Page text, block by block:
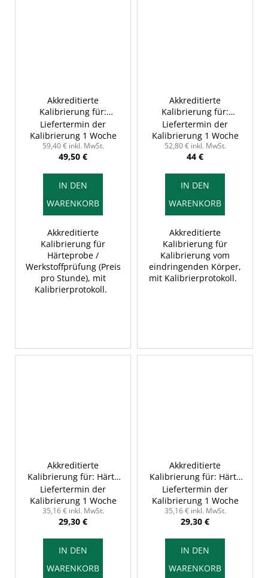
Akkreditierte
Kalibrierung für:
Härteprobe /
Werkstoffprüfung (Preis
pro Stunde), mit
Kalibrierprotokoll
Liefertermin der
Kalibrierung 1 Woche
59,40 € inkl. MwSt.
49,50 €
IN DEN
WARENKORB
Akkreditierte
Kalibrierung für
Härteprobe /
Werkstoffprüfung (Preis
pro Stunde), mit
Kalibrierprotokoll.
Akkreditierte
Kalibrierung für:
Kalibrierung vom
eindringenden Körper,
mit Kalibrierprotokoll
Liefertermin der
Kalibrierung 1 Woche
52,80 € inkl. MwSt.
44 €
IN DEN
WARENKORB
Akkreditierte
Kalibrierung für
Kalibrierung vom
eindringenden Körper,
mit Kalibrierprotokoll.
Akkreditierte
Kalibrierung für: Härte
Prüfplatte SHORE A, D,
mit Kalibrierprotokoll
Liefertermin der
Kalibrierung 1 Woche
35,16 € inkl. MwSt.
29,30 €
IN DEN
WARENKORB
Akkreditierte
Kalibrierung für: Härte
Prüfplatte (HRA, HRB,
HRC, HB, HV) , mit
Kalibrierprotokoll
Liefertermin der
Kalibrierung 1 Woche
35,16 € inkl. MwSt.
29,30 €
IN DEN
WARENKORB